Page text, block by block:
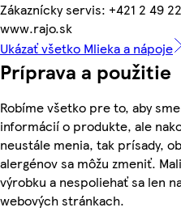
Zákaznícky servis: +421 2 49
www.rajo.sk
Ukázať všetko Mlieka a nápoje
Príprava a použitie
Robíme všetko pre to, aby
informácií o produkte, ale
neustále menia, tak prísady,
alergénov sa môžu zmeniť.
výrobku a nespoliehať sa len
webových stránkach.